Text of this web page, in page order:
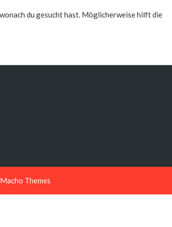
du gesucht hast. Möglicherweise hilft die
Macho Themes